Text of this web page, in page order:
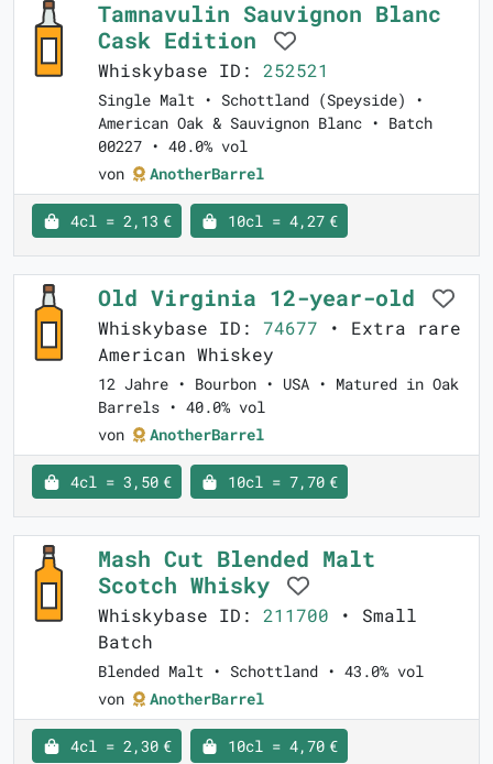
Tamnavulin Sauvignon Blanc
Cask Edition
Whiskybase ID: 252521
Single Malt • Schottland (Speyside) •
American Oak & Sauvignon Blanc • Batch
00227 • 40.0% vol
von
AnotherBarrel
4cl = 2,13 € 10cl = 4,27 €
Old Virginia 12-year-old
Whiskybase ID: 74677 • Extra rare
American Whiskey
12 Jahre • Bourbon • USA • Matured in Oak
Barrels • 40.0% vol
von
AnotherBarrel
4cl = 3,50 € 10cl = 7,70 €
Mash Cut Blended Malt
Scotch Whisky
Whiskybase ID: 211700 • Small
Batch
Blended Malt • Schottland • 43.0% vol
von
AnotherBarrel
4cl = 2,30 € 10cl = 4,70 €